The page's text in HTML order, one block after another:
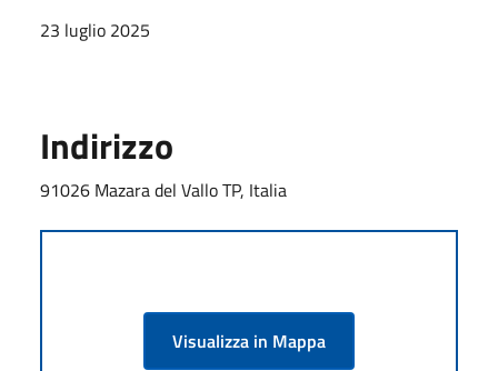
23 luglio 2025
Indirizzo
91026 Mazara del Vallo TP, Italia
Visualizza in Mappa